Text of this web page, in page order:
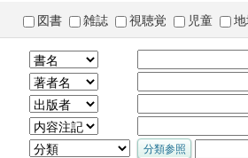
図書 雑誌 視聴覚 児童